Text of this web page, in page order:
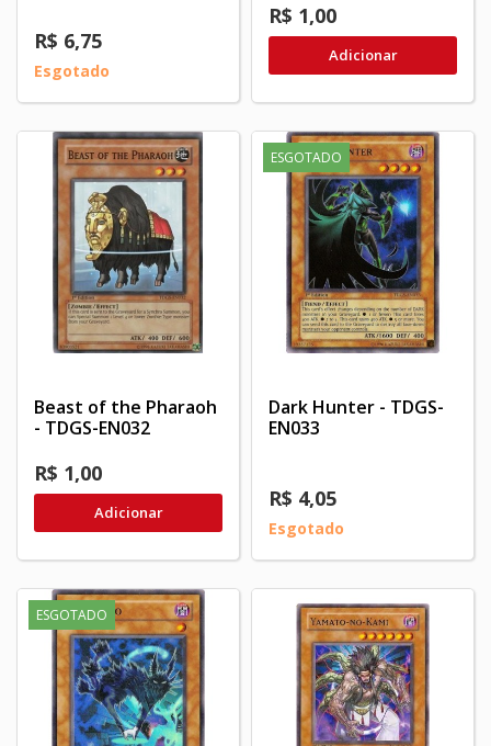
R$ 6,75
Esgotado
R$ 1,00
Adicionar
Beast of the Pharaoh
- TDGS-EN032
R$ 1,00
Adicionar
ESGOTADO
Dark Hunter - TDGS-
EN033
R$ 4,05
Esgotado
ESGOTADO